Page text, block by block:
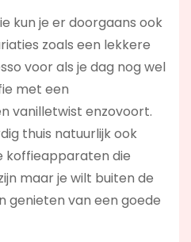
kun je er doorgaans ook
zoals een lekkere
voor als je dag nog wel
met een
vanilletwist enzovoort.
thuis natuurlijk ook
koffieapparaten die
maar je wilt buiten de
genieten van een goede